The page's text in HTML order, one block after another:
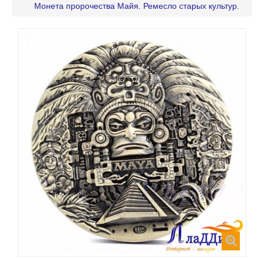
Монета пророчества Майя. Ремесло старых культур.